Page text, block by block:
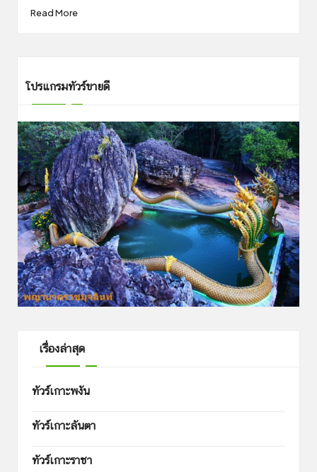
Read More
โปรแกรมทัวร์ขายดี
เรื่องล่าสุด
ทัวร์เกาะพงัน
ทัวร์เกาะลันตา
ทัวร์เกาะราชา